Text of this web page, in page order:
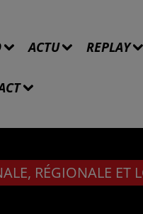
ACTU REPLAY
RÉGIONALE ET